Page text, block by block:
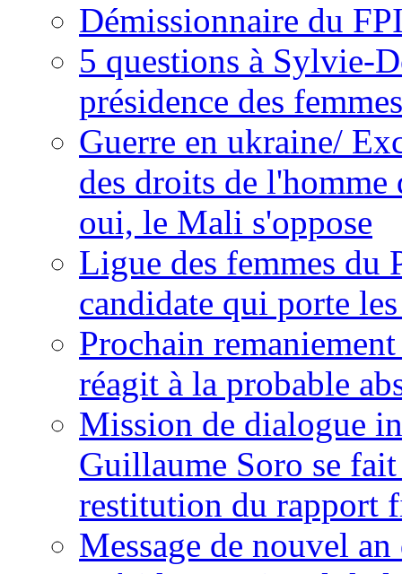
Démissionnaire du
5 questions à Sylvie-
présidence des
Guerre en ukraine/
des droits de
oui, le Mali s'oppose
Ligue des femmes du
candidate qui porte
Prochain
réagit à la probable
Mission de dialogue
Guillaume Soro se
restitution du rapport
Message de nouvel